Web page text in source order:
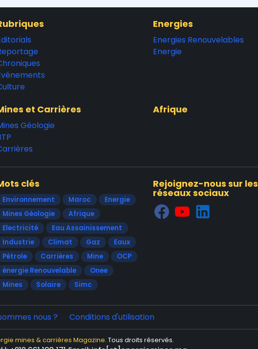
Energies
Energies Renouvelables
Energie
et Carrières
Géologie
Afrique
clés
Environnement Maroc
Energie
Mines Géologie
Afrique
Electricité
Eau Assainissement
Industrie
Climat Gaz
Eaux
Pétrole
Carrières Mine
OCP
énergie Renouvelable
Onee
Mines
Solaire Simc
Rejoignez-nous sur les
réseaux sociaux
nous ? Conditions d'utilisation
mines & carrières Magazine. Tous droits réservés.